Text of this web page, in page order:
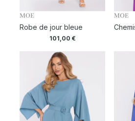
MOE
Robe de jour bleue
101,00 €
MOE